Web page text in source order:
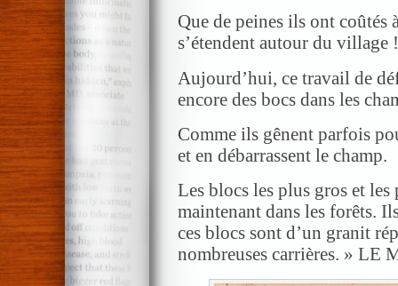
Que de peines ils ont coûtés
s’étendent autour du village !
Aujourd’hui, ce travail de
encore des bocs dans les
Comme ils gênent parfois
et en débarrassent le champ.
Les blocs les plus gros et
maintenant dans les forêts.
ces blocs sont d’un granit
nombreuses carrières. » LE